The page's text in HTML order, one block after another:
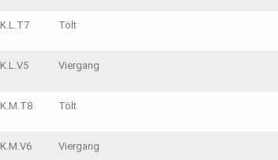
K.L.T7 Tölt
K.L.V5 Viergang
K.M.T8 Tölt
K.M.V6 Viergang